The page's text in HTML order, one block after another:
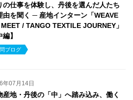
の仕事を体験し、丹後を選んだ人たち
由を聞く ─ 産地インターン「WEAVE
/ TANGO TEXTILE JOURNEY」
編】
ブログ
年07月14日
産地・丹後の「中」へ踏み込み、働く